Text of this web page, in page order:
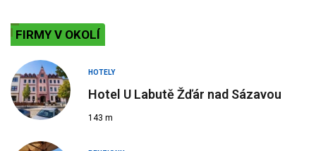
FIRMY V OKOLÍ
HOTELY
Hotel U Labutě Žďár nad Sázavou
143 m